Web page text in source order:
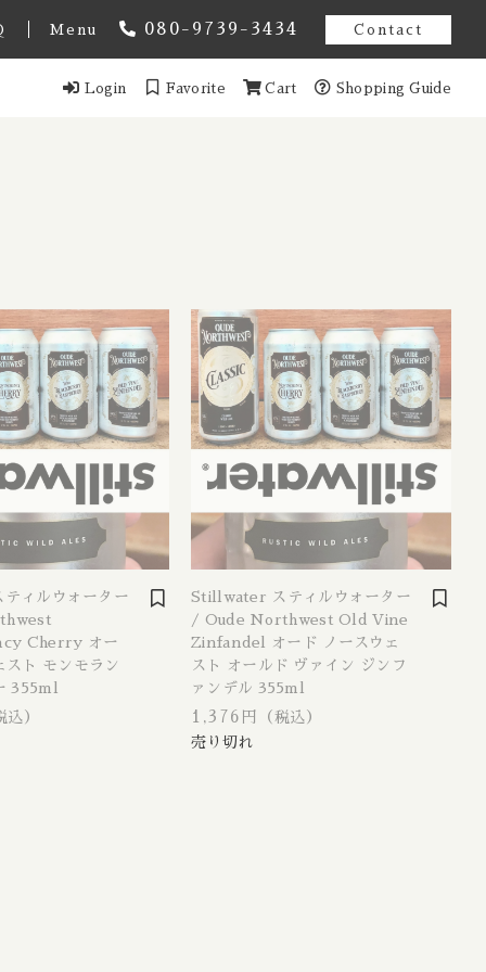
Menu 080-9739-3434 Contact
/ エストニア共和国
ンド
/ ラトビア共和国
ンダ
ージーランド
Login Favorite Cart Shopping Guide
ィルウォーター
Cherry オー
スト モンモラン
355ml
込）
Stillwater スティルウォーター
/ Oude Northwest Old Vine
Zinfandel オード ノースウェ
スト オールド ヴァイン ジンフ
ァンデル 355ml
1,376円 （税込）
ル